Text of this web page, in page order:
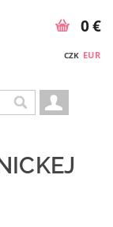
CZK EUR
0 €